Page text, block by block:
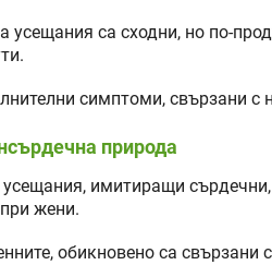
са сходни, но по-
симптоми, свързани с
природа
усещания, имитиращи
жени.
обикновено са